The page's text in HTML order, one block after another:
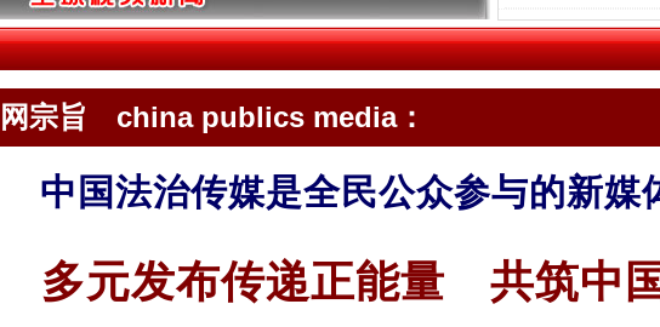
网宗旨 china publics media：
中国法治传媒是全民公众参与的新媒
多元发布传递正能量 共筑中